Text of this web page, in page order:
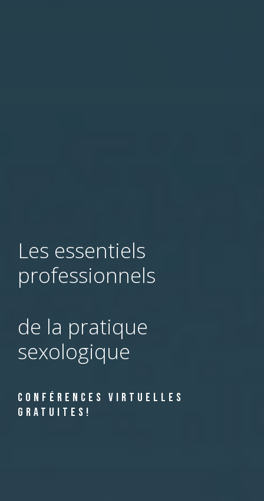
Les essentiels
professionnels
de la pratique
sexologique
CONFÉRENCES VIRTUELLES
GRATUITES!